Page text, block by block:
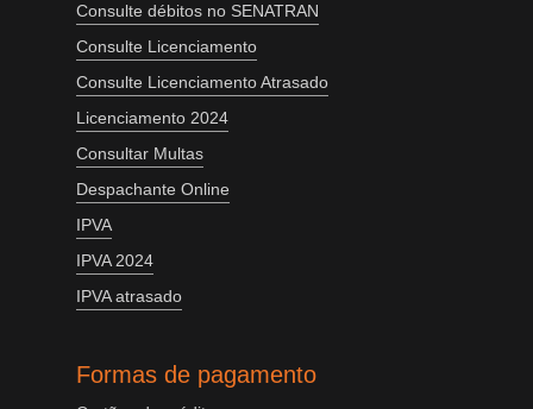
Consulte débitos no SENATRAN
Consulte Licenciamento
Consulte Licenciamento Atrasado
Licenciamento 2024
Consultar Multas
Despachante Online
IPVA
IPVA 2024
IPVA atrasado
Formas de pagamento